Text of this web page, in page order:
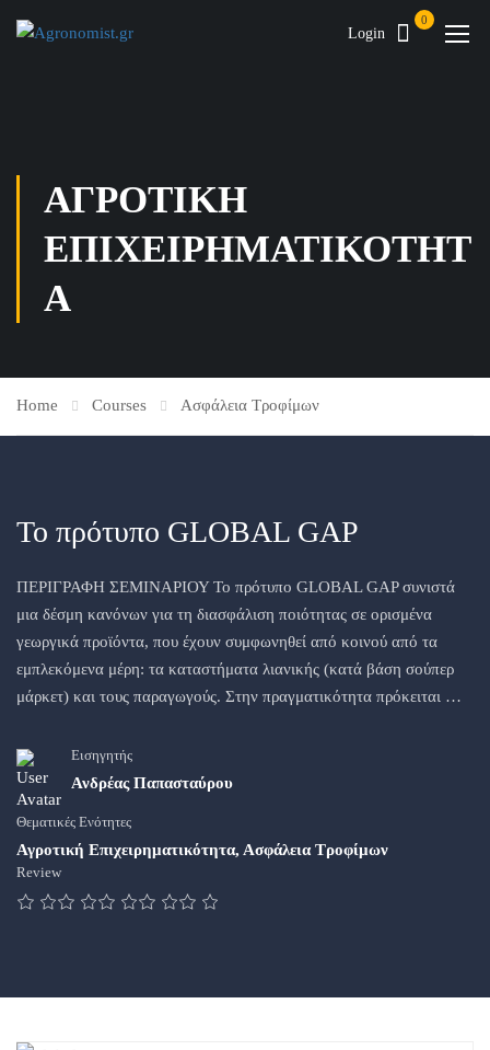
Login
0
ΑΓΡΟΤΙΚΉ
ΕΠΙΧΕΙΡΗΜΑΤΙΚΌΤΗΤ
Α
Home Courses Ασφάλεια Τροφίμων
Το πρότυπο GLOBAL GAP
ΠΕΡΙΓΡΑΦΗ ΣΕΜΙΝΑΡΙΟΥ Το πρότυπο GLOBAL GAP συνιστά
μια δέσμη κανόνων για τη διασφάλιση ποιότητας σε ορισμένα
γεωργικά προϊόντα, που έχουν συμφωνηθεί από κοινού από τα
εμπλεκόμενα μέρη: τα καταστήματα λιανικής (κατά βάση σούπερ
μάρκετ) και τους παραγωγούς. Στην πραγματικότητα πρόκειται …
Εισηγητής
Ανδρέας Παπασταύρου
Θεματικές Ενότητες
Αγροτική Επιχειρηματικότητα, Ασφάλεια Τροφίμων
Review